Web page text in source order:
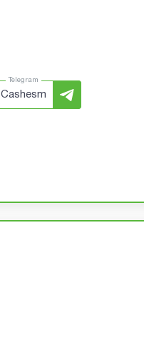
Telegram
Cashesm